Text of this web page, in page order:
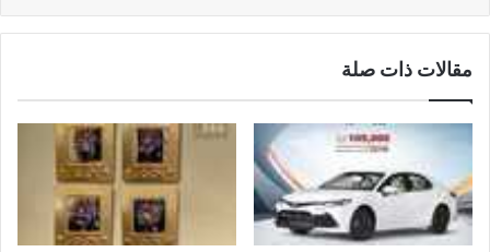
مقالات ذات صلة